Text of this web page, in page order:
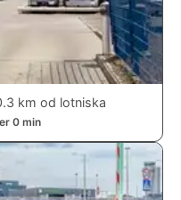
km od lotniska
0min